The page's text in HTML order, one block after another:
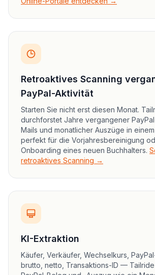
Retroaktives Scanning
PayPal-Aktivität
Starten Sie nicht erst diesen Monat.
durchforstet Jahre vergangener
Mails und monatlicher Auszüge in
perfekt für die Vorjahresbereinigung
Onboarding eines neuen Buchhalters.
retroaktives Scanning →
KI-Extraktion
Käufer, Verkäufer, Wechselkurs,
brutto, netto, Transaktions-ID —